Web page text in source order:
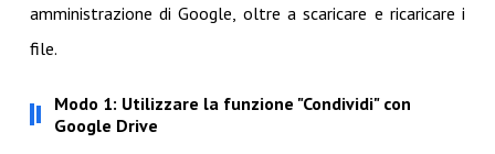
amministrazione di Google, oltre a scaricare e ricaricare i
file.
Modo 1: Utilizzare la funzione "Condividi" con
Google Drive